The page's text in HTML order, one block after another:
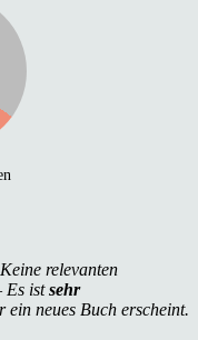
Keine relevanten
Es istsehr
ein neues Buch erscheint.